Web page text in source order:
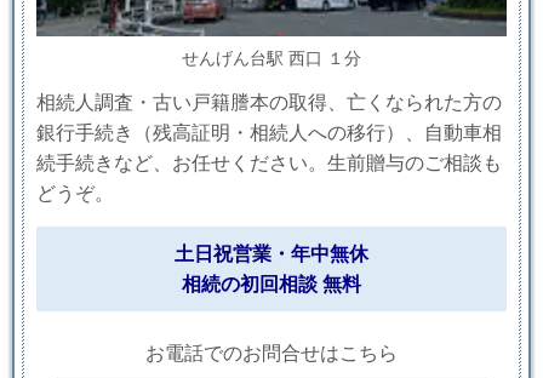
せんげん台駅 西口 １分
相続人調査・古い戸籍謄本の取得、亡くなられた方の
銀行手続き（残高証明・相続人への移行）、自動車相
続手続きなど、お任せください。生前贈与のご相談も
どうぞ。
土日祝営業・年中無休
相続の初回相談 無料
お電話でのお問合せはこちら